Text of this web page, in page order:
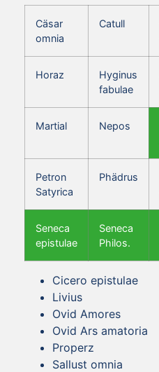
Cäsar
omnia
Catull
Horaz
Hyginus
fabulae
Martial Nepos
Petron
Satyrica
Phädrus
Seneca
epistulae
Seneca
Philos.
Cicero epistulae
Livius
Ovid Amores
Ovid Ars amatoria
Properz
Sallust omnia